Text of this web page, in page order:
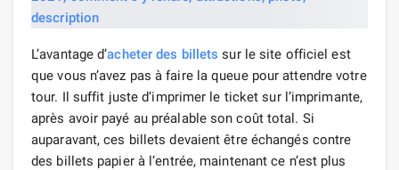
L’avantage d’acheter des billets sur le site officiel est
que vous n’avez pas à faire la queue pour attendre votre
tour. Il suffit juste d’imprimer le ticket sur l’imprimante,
après avoir payé au préalable son coût total. Si
auparavant, ces billets devaient être échangés contre
des billets papier à l’entrée, maintenant ce n’est plus